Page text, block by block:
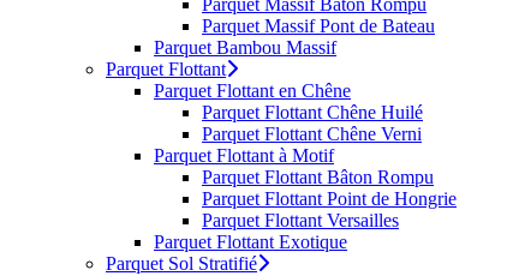
Parquet Massif Pont de Bateau
Parquet Bambou Massif
Parquet Flottant
Parquet Flottant en Chêne
Parquet Flottant Chêne Huilé
Parquet Flottant Chêne Verni
Parquet Flottant à Motif
Parquet Flottant Bâton Rompu
Parquet Flottant Point de Hongrie
Parquet Flottant Versailles
Parquet Flottant Exotique
Parquet Sol Stratifié